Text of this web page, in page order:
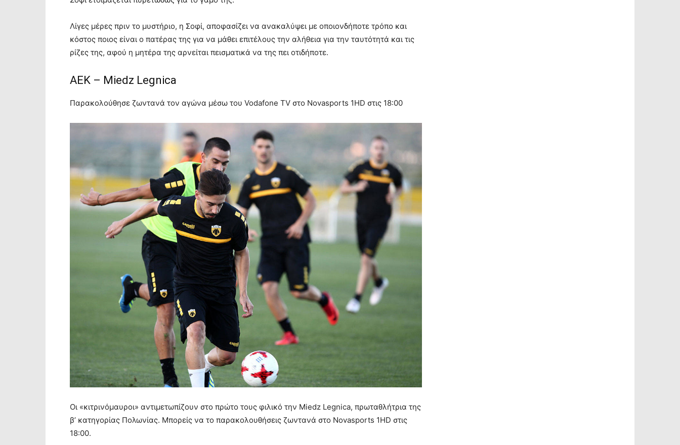
Λίγες μέρες πριν το μυστήριο, η Σοφί, αποφασίζει να ανακαλύψει με οποιονδήποτε τρόπο και
κόστος ποιος είναι ο πατέρας της για να μάθει επιτέλους την αλήθεια για την ταυτότητά και τις
ρίζες της, αφού η μητέρα της αρνείται πεισματικά να της πει οτιδήποτε.
ΑΕΚ – Miedz Legnica
Παρακολούθησε ζωντανά τον αγώνα μέσω του Vodafone TV στο Novasports 1HD στις 18:00
Οι «κιτρινόμαυροι» αντιμετωπίζουν στο πρώτο τους φιλικό την Miedz Legnica, πρωταθλήτρια της
β’ κατηγορίας Πολωνίας. Μπορείς να το παρακολουθήσεις ζωντανά στο Novasports 1HD στις
18:00.